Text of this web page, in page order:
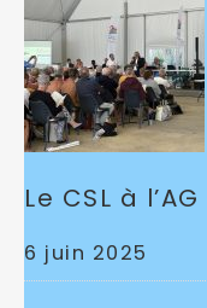
Le CSL à
6 juin 2025